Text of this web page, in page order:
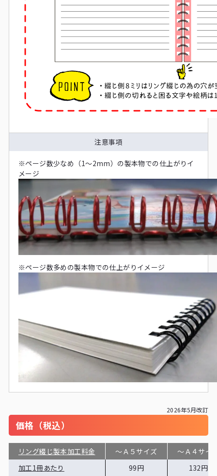
注意事項
※ページ数少なめ（1～2mm）の製本物での仕上がりイ
メージ
※ページ数多めの製本物での仕上がりイメージ
2026年5月改訂
価格（税込）
リング綴じ製本加工料金 ～Ａ５サイズ
～Ａ４サイ
加工1冊あたり
99円 132円